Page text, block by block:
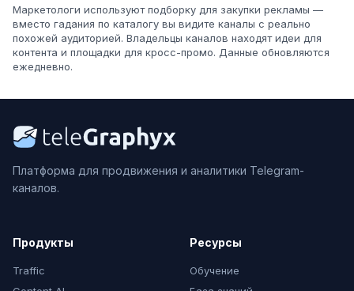
Маркетологи используют подборку для закупки рекламы —
вместо гадания по каталогу вы видите каналы с реально
похожей аудиторией. Владельцы каналов находят идеи для
контента и площадки для кросс-промо. Данные обновляются
ежедневно.
Платформа для продвижения и аналитики Telegram-
каналов.
Продукты
Traffic
Ресурсы
Обучение